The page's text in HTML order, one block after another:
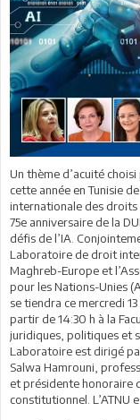
Un thème d’acuité
cette année en Tunisie
internationale des droits
75e anniversaire de la
défis de l’IA.
Laboratoire de droit
Maghreb-Europe et
pour les Nations-Unies
se tiendra ce mercredi
partir de 14:30 h à la
juridiques, politiques et
Laboratoire est dirigé
Salwa Hamrouni,
et présidente honoraire
constitutionnel. L’ATNU